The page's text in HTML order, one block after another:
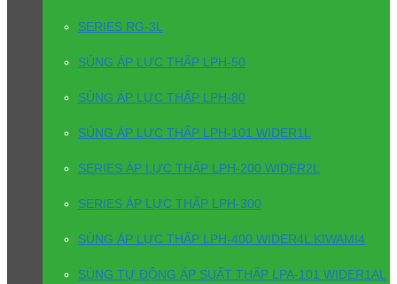
SERIES RG-3L
SÚNG ÁP LỰC THẤP LPH-50
SÚNG ÁP LỰC THẤP LPH-80
SÚNG ÁP LỰC THẤP LPH-101 WIDER1L
SERIES ÁP LỰC THẤP LPH-200 WIDER2L
SERIES ÁP LỰC THẤP LPH-300
SÚNG ÁP LỰC THẤP LPH-400 WIDER4L KIWAMI4
SÚNG TỰ ĐỘNG ÁP SUẤT THẤP LPA-101 WIDER1AL